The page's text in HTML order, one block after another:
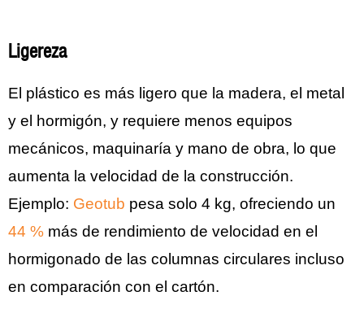
Ligereza
El plástico es más ligero que la madera, el metal
y el hormigón, y requiere menos equipos
mecánicos, maquinaría y mano de obra, lo que
aumenta la velocidad de la construcción.
Ejemplo: Geotub pesa solo 4 kg, ofreciendo un
44 % más de rendimiento de velocidad en el
hormigonado de las columnas circulares incluso
en comparación con el cartón.